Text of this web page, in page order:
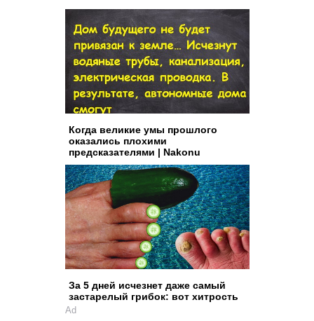
Когда великие умы прошлого
оказались плохими
предсказателями | Nakonu
За 5 дней исчезнет даже самый
застарелый грибок: вот хитрость
Ad